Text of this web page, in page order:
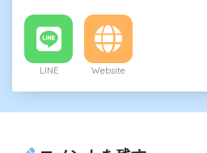
LINE Website